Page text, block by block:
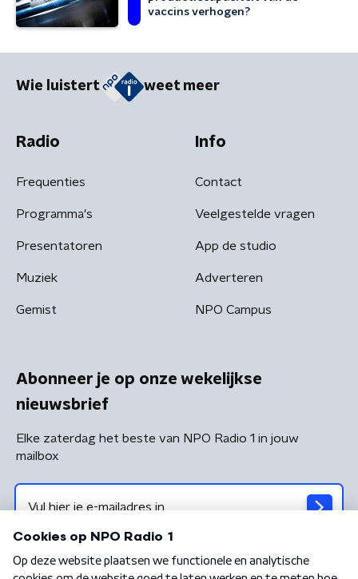
vaccins verhogen?
Wie luistert weet meer
Radio
Frequenties
Programma's
Presentatoren
Muziek
Gemist
Info
Contact
Veelgestelde vragen
App de studio
Adverteren
NPO Campus
Abonneer je op onze wekelijkse
nieuwsbrief
Elke zaterdag het beste van NPO Radio 1 in jouw
mailbox